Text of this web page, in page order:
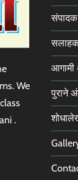
We
.
पुराने